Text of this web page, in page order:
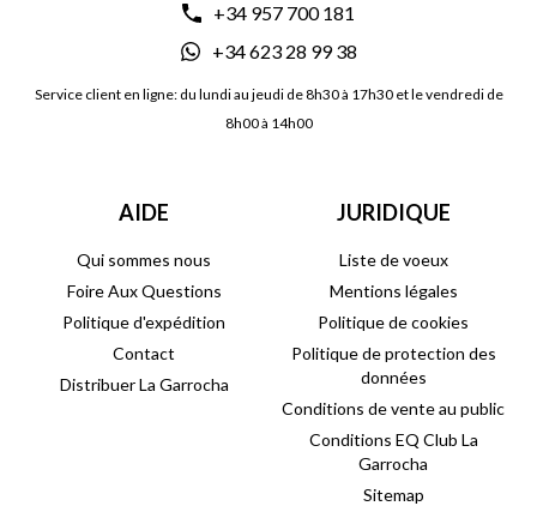
+34 957 700 181
+34 623 28 99 38
Service client en ligne: du lundi au jeudi de 8h30 à 17h30 et le vendredi de
8h00 à 14h00
AIDE
Qui sommes nous
Foire Aux Questions
Politique d'expédition
Contact
Distribuer La Garrocha
JURIDIQUE
Liste de voeux
Mentions légales
Politique de cookies
Politique de protection des
données
Conditions de vente au public
Conditions EQ Club La
Garrocha
Sitemap